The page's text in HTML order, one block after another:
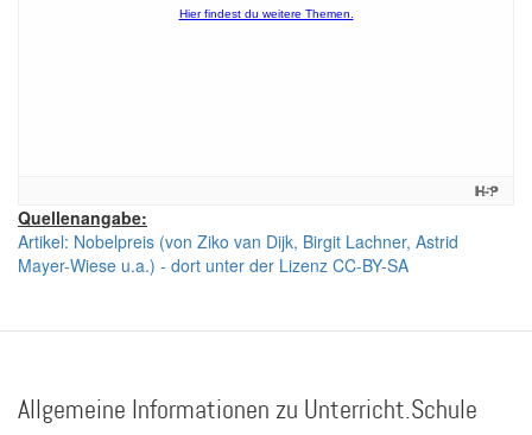
Quellenangabe:
Artikel: Nobelpreis (von Ziko van Dijk, Birgit Lachner, Astrid
Mayer-Wiese u.a.) - dort unter der Lizenz CC-BY-SA
Allgemeine Informationen zu Unterricht.Schule